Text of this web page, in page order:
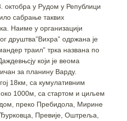
октобра у Рудом у Републици
сабрање таквих
Наиме у организацији
друштва”Вихра” одржана је
траил” трка названа по
који је веома
за планину Варду.
18км, са кумулативним
1000м, са стартом и циљем
преко Пребидола, Мирине
Превије, Оштреља,